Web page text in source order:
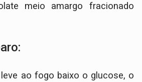
meio amargo fracionado
ao fogo baixo o glucose, o